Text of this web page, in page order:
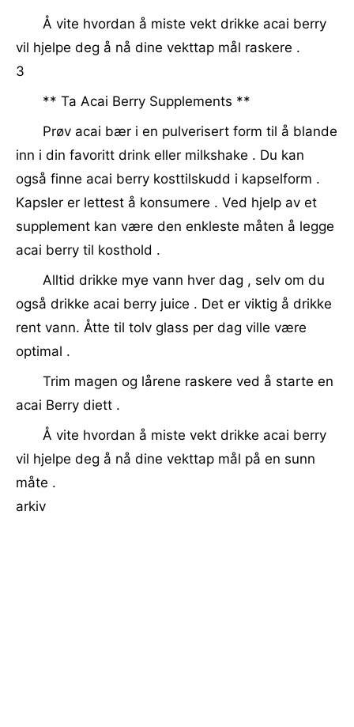
Å vite hvordan å miste vekt drikke acai berry
vil hjelpe deg å nå dine vekttap mål raskere .
3
** Ta Acai Berry Supplements **
Prøv acai bær i en pulverisert form til å blande
inn i din favoritt drink eller milkshake . Du kan
også finne acai berry kosttilskudd i kapselform .
Kapsler er lettest å konsumere . Ved hjelp av et
supplement kan være den enkleste måten å legge
acai berry til kosthold .
Alltid drikke mye vann hver dag , selv om du
også drikke acai berry juice . Det er viktig å drikke
rent vann. Åtte til tolv glass per dag ville være
optimal .
Trim magen og lårene raskere ved å starte en
acai Berry diett .
Å vite hvordan å miste vekt drikke acai berry
vil hjelpe deg å nå dine vekttap mål på en sunn
måte .
arkiv